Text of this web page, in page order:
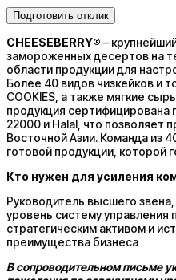
Подготовить отклик
CHEESEBERRY® –
замороженных десертов на
области продукции для
Более 40 видов чизкейков и
COOKIES, а также мягкие
продукция сертифицирована
22000 и Halal, что позволяет
Восточной Азии. Команда из
готовой продукции, которой
Кто нужен для усиления
Руководитель высшего
уровень систему управления
стратегическим активом и
преимущества бизнеса
В сопроводительном письме